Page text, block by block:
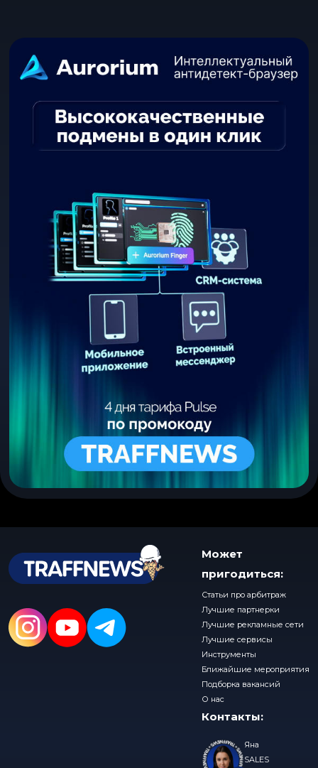
Может
пригодиться:
Статьи про арбитраж
Лучшие партнерки
Лучшие рекламные сети
Лучшие сервисы
Инструменты
Ближайшие мероприятия
Подборка вакансий
О нас
Контакты:
Яна
SALES